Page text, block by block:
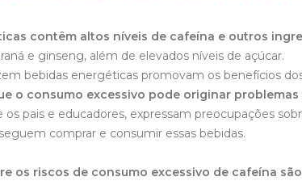
contêm altos níveis de cafeína e outros
e ginseng, além de elevados níveis de açúcar.
bebidas energéticas promovam os benefícios
o consumo excessivo pode originar problemas
pais e educadores, expressam preocupações
comprar e consumir essas bebidas.
os riscos de consumo excessivo de cafeína